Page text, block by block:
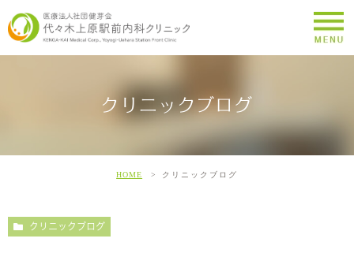
クリニックブログ
HOME クリニックブログ
クリニックブログ